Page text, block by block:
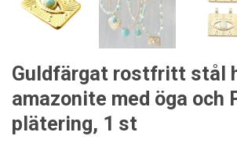
Guldfärgat rostfritt stål
amazonite med öga och
plätering, 1 st